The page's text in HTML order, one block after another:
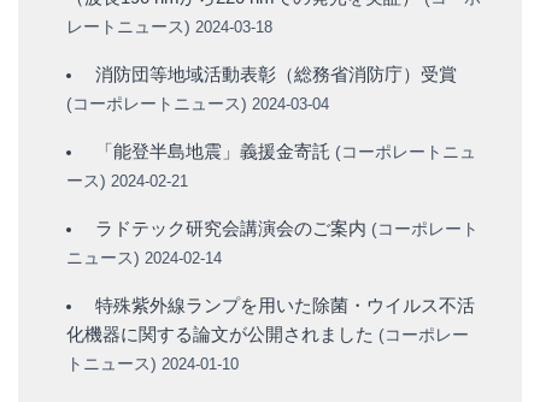
レートニュース) 2024-03-18
消防団等地域活動表彰（総務省消防庁）受賞
(コーポレートニュース) 2024-03-04
「能登半島地震」義援金寄託 (コーポレートニュ
ース) 2024-02-21
ラドテック研究会講演会のご案内 (コーポレート
ニュース) 2024-02-14
特殊紫外線ランプを用いた除菌・ウイルス不活
化機器に関する論文が公開されました (コーポレー
トニュース) 2024-01-10